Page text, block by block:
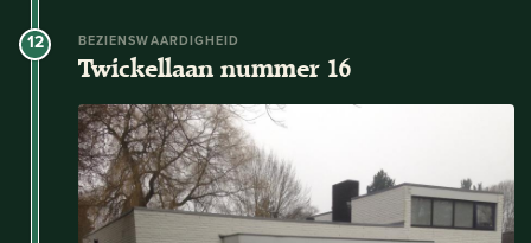
12 BEZIENSWAARDIGHEID
Twickellaan nummer 16